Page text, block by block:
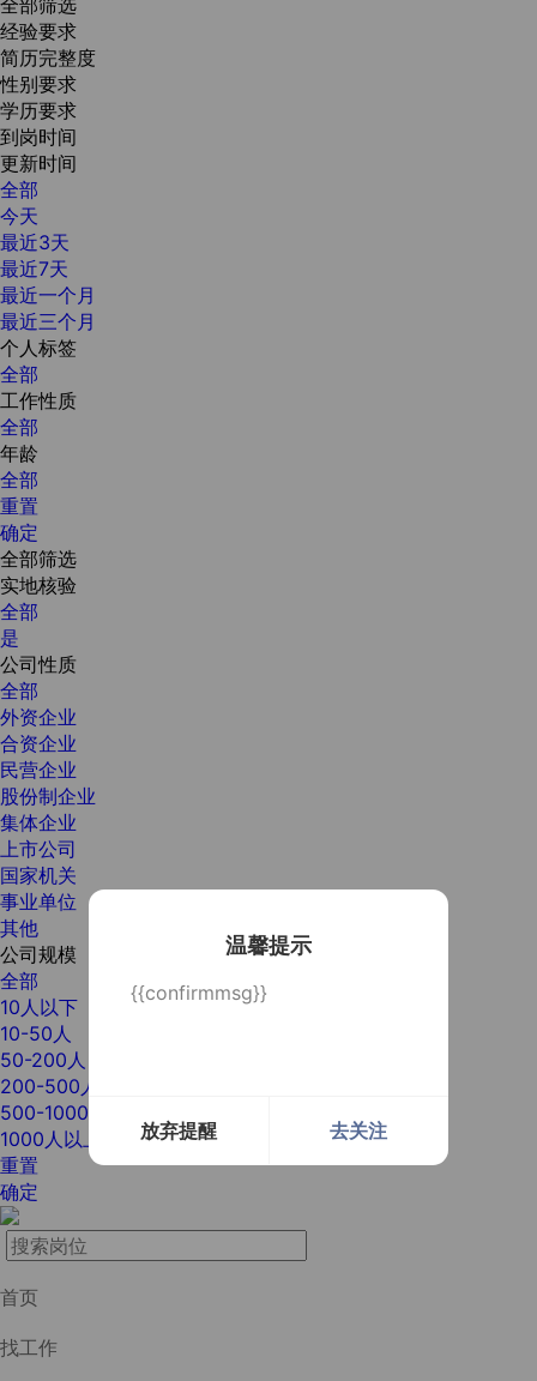
温馨提示
{{confirmmsg}}
放弃提醒 去关注
经验要求
简历完整度
性别要求
学历要求
到岗时间
更新时间
全部
今天
最近3天
最近7天
最近一个月
最近三个月
个人标签
全部
工作性质
全部
年龄
全部
重置
确定
全部筛选
实地核验
全部
是
公司性质
全部
外资企业
合资企业
民营企业
股份制企业
集体企业
上市公司
国家机关
事业单位
其他
公司规模
全部
10人以下
10-50人
50-200人
200-500人
500-1000人
1000人以上
重置
确定
首页
找工作